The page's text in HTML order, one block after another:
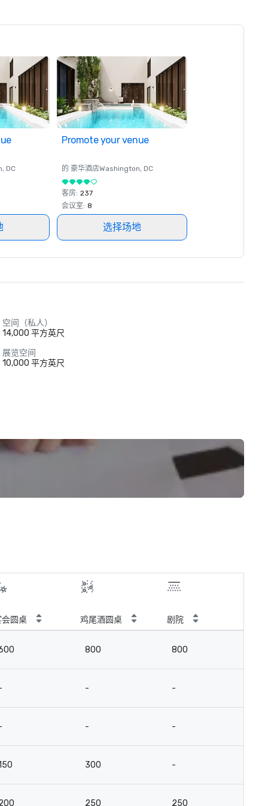
, DC
Promote your venue
的 豪华酒店Washington, DC
客房: 237
会议室: 8
选择场地
空间（私人）
14,000 平方英尺
展览空间
10,000 平方英尺
会圆桌 鸡尾酒圆桌 剧院
800 800
- -
- -
300 -
250 250